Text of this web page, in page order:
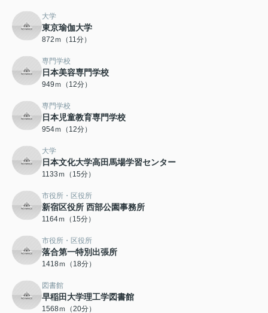
大学
東京瑜伽大学
872ｍ（11分）
専門学校
日本美容専門学校
949ｍ（12分）
専門学校
日本児童教育専門学校
954ｍ（12分）
大学
日本文化大学高田馬場学習センター
1133ｍ（15分）
市役所・区役所
新宿区役所 西部公園事務所
1164ｍ（15分）
市役所・区役所
落合第一特別出張所
1418ｍ（18分）
図書館
早稲田大学理工学図書館
1568ｍ（20分）